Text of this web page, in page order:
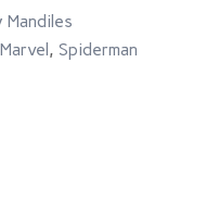
Mandiles
Marvel, Spiderman